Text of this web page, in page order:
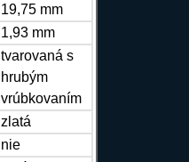
19,75 mm
1,93 mm
tvarovaná s
hrubým
vrúbkovaním
zlatá
nie